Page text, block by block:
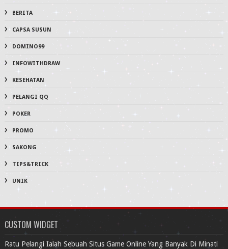
BERITA
CAPSA SUSUN
DOMINO99
INFOWITHDRAW
KESEHATAN
PELANGI QQ
POKER
PROMO
SAKONG
TIPS&TRICK
UNIK
CUSTOM WIDGET
Ratu Pelangi Ialah Sebuah Situs Game Online Yang Banyak Di Minati